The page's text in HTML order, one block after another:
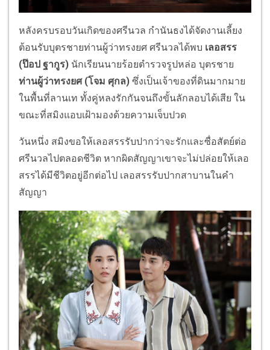
หลังครบรอบวันเกิดของศรีนวล กำนันธงได้จัดงานเลี้ยง
ต้อนรับบุตรชายท่านผู้ว่าทรงยศ ศรีนวลได้พบ เลอสรร
(ป๊อป ฐากูร) นักเรียนนายร้อยตำรวจรูปหล่อ บุตรชาย
ท่านผู้ว่าทรงยศ (โจม ศุกล) ซึ่งเป็นเจ้าของที่ดินมากมาย
ในพื้นที่ลานเท ทั้งคู่หลงรักกันจนถึงขั้นลักลอบได้เสีย ใน
ขณะที่สมิงแอบเฝ้ามองด้วยความเจ็บปวด
วันหนึ่ง สมิงขอให้เลอสรรรับปากว่าจะรักและซื่อสัตย์ต่อ
ศรีนวลไปตลอดชีวิต หากผิดสัญญาเขาจะไม่ปล่อยให้เลอ
สรรได้มีชีวิตอยู่อีกต่อไป เลอสรรรับปากสาบานในคำ
สัญญา